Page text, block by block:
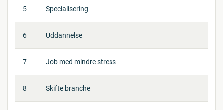
5 Specialisering
6 Uddannelse
7 Job med mindre stress
8 Skifte branche